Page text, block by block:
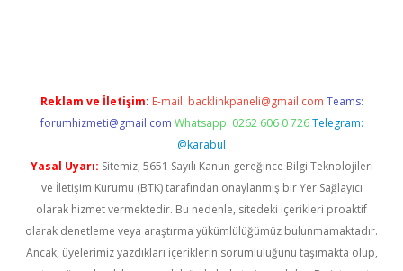
Reklam ve İletişim: E-mail: backlinkpaneli@gmail.com Teams:
forumhizmeti@gmail.com Whatsapp: 0262 606 0 726 Telegram:
@karabul
Yasal Uyarı: Sitemiz, 5651 Sayılı Kanun gereğince Bilgi Teknolojileri
ve İletişim Kurumu (BTK) tarafından onaylanmış bir Yer Sağlayıcı
olarak hizmet vermektedir. Bu nedenle, sitedeki içerikleri proaktif
olarak denetleme veya araştırma yükümlülüğümüz bulunmamaktadır.
Ancak, üyelerimiz yazdıkları içeriklerin sorumluluğunu taşımakta olup,